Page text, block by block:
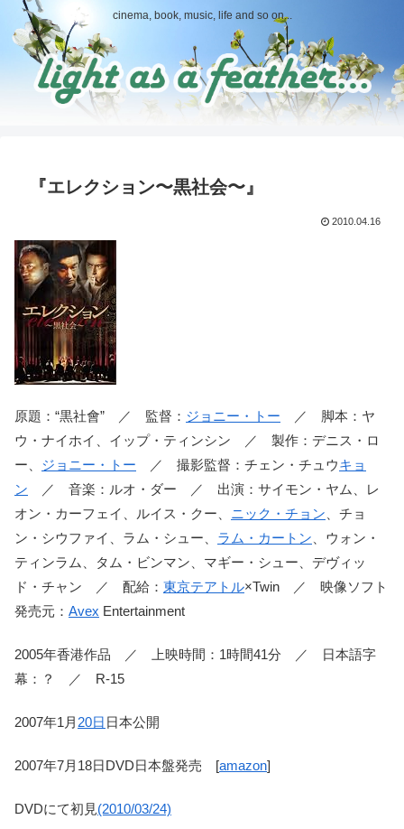
cinema, book, music, life and so on...
『エレクション〜黒社会〜』
2010.04.16
原題：“黒社會” ／ 監督： ジョニー・トー ／ 脚本：ヤ
ウ・ナイホイ、イップ・ティンシン ／ 製作：デニス・ロ
ー、 ジョニー・トー ／ 撮影監督：チェン・チュウキョ
ン ／ 音楽：ルオ・ダー ／ 出演：サイモン・ヤム、レ
オン・カーフェイ、ルイス・クー、 ニック・チョン 、チョ
ン・シウファイ、ラム・シュー、 ラム・カートン 、ウォン・
ティンラム、タム・ビンマン、マギー・シュー、デヴィッ
ド・チャン ／ 配給： 東京テアトル×Twin ／ 映像ソフト
発売元： Avex Entertainment
2005年香港作品 ／ 上映時間：1時間41分 ／ 日本語字
幕：？ ／ R-15
2007年1月 20日 日本公開
2007年7月18日DVD日本盤発売 [amazon]
DVDにて初見(2010/03/24)